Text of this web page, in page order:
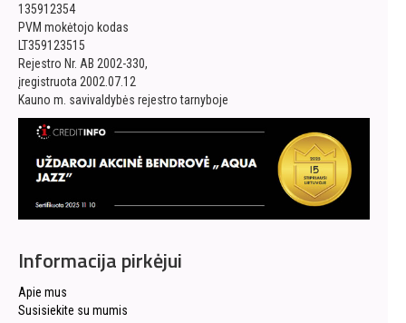
135912354
PVM mokėtojo kodas
LT359123515
Rejestro Nr. AB 2002-330,
įregistruota 2002.07.12
Kauno m. savivaldybės rejestro tarnyboje
Informacija pirkėjui
Apie mus
Susisiekite su mumis